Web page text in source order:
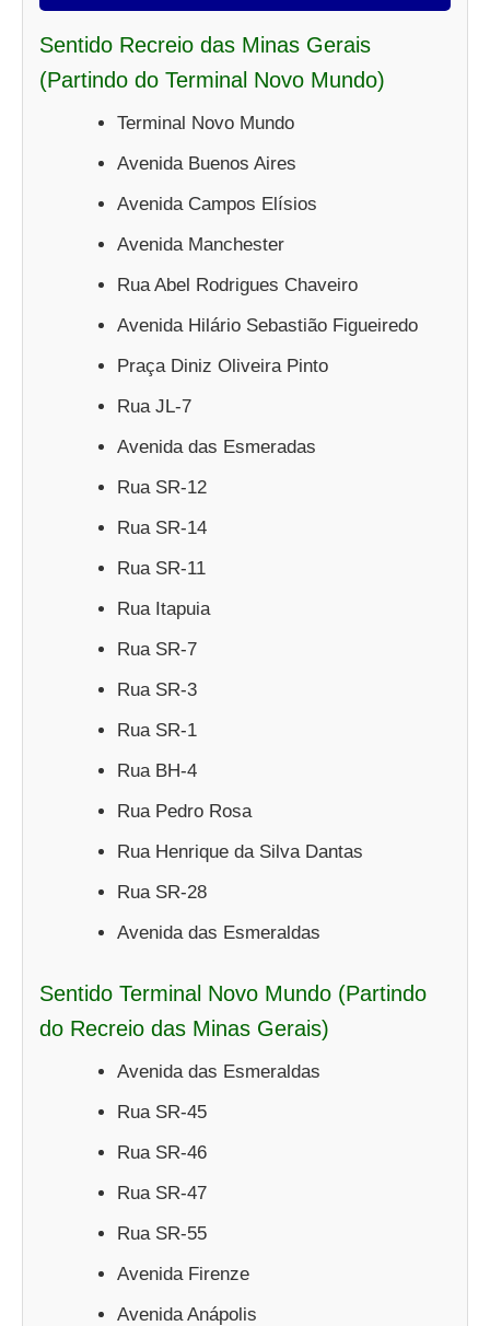
Sentido Recreio das Minas Gerais
(Partindo do Terminal Novo Mundo)
Terminal Novo Mundo
Avenida Buenos Aires
Avenida Campos Elísios
Avenida Manchester
Rua Abel Rodrigues Chaveiro
Avenida Hilário Sebastião Figueiredo
Praça Diniz Oliveira Pinto
Rua JL-7
Avenida das Esmeradas
Rua SR-12
Rua SR-14
Rua SR-11
Rua Itapuia
Rua SR-7
Rua SR-3
Rua SR-1
Rua BH-4
Rua Pedro Rosa
Rua Henrique da Silva Dantas
Rua SR-28
Avenida das Esmeraldas
Sentido Terminal Novo Mundo (Partindo
do Recreio das Minas Gerais)
Avenida das Esmeraldas
Rua SR-45
Rua SR-46
Rua SR-47
Rua SR-55
Avenida Firenze
Avenida Anápolis